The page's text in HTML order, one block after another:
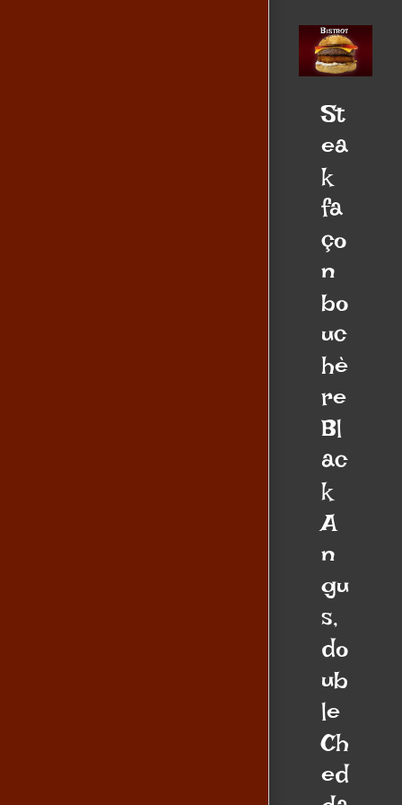
St
ea
k
fa
ço
n
bo
uc
hè
re
Bl
ac
k
A
n
gu
s,
do
ub
le
Ch
ed